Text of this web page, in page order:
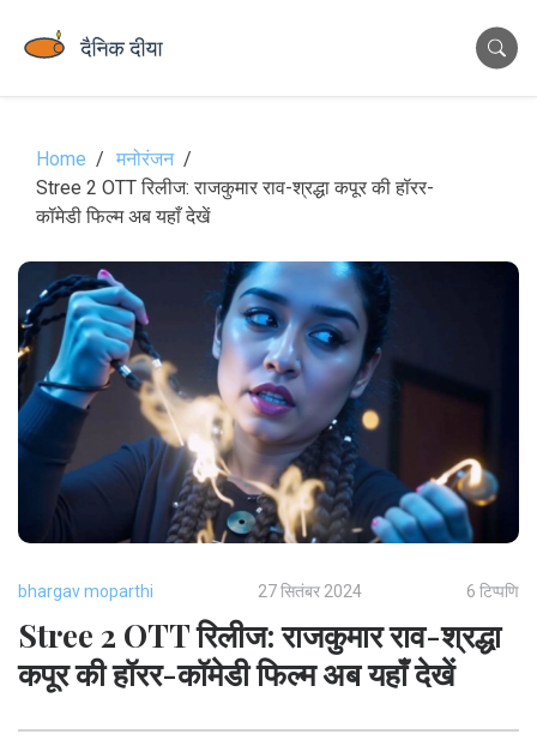
Home
मनोरंजन
Stree 2 OTT रिलीज: राजकुमार राव-श्रद्धा कपूर की हॉरर-
कॉमेडी फिल्म अब यहाँ देखें
bhargav moparthi 27 सितंबर 2024 6 टिप्पणि
Stree 2 OTT रिलीज: राजकुमार राव-श्रद्धा
कपूर की हॉरर-कॉमेडी फिल्म अब यहाँ देखें